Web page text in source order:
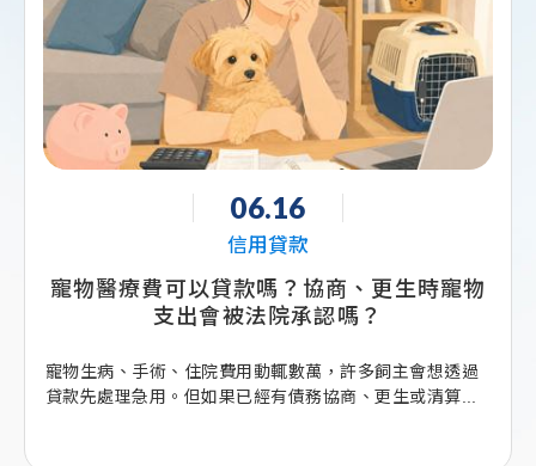
信用貸款
醫療費可以貸款嗎？協商、更生時寵物
支出會被法院承認嗎？
病、手術、住院費用動輒數萬，許多飼主會想透過
處理急用。但如果已經有債務協商、更生或清算...
保單借
保單借款
保單借款